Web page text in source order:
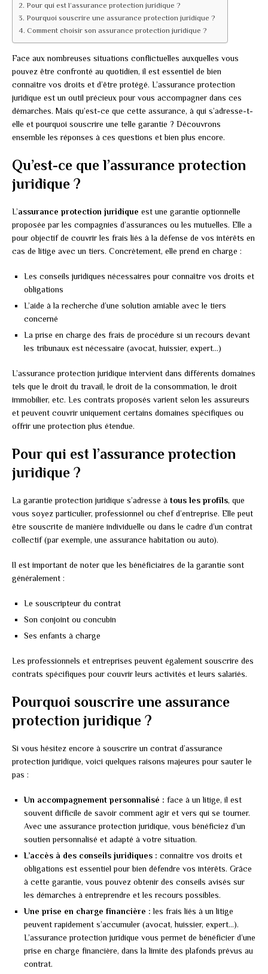
Pour qui est l’assurance protection juridique ?
Pourquoi souscrire une assurance protection juridique ?
Comment choisir son assurance protection juridique ?
Face aux nombreuses situations conflictuelles auxquelles vous
pouvez être confronté au quotidien, il est essentiel de bien
connaître vos droits et d’être protégé. L’assurance protection
juridique est un outil précieux pour vous accompagner dans ces
démarches. Mais qu’est-ce que cette assurance, à qui s’adresse-t-
elle et pourquoi souscrire une telle garantie ? Découvrons
ensemble les réponses à ces questions et bien plus encore.
Qu’est-ce que l’assurance protection
juridique ?
L’assurance protection juridique est une garantie optionnelle
proposée par les compagnies d’assurances ou les mutuelles. Elle a
pour objectif de couvrir les frais liés à la défense de vos intérêts en
cas de litige avec un tiers. Concrètement, elle prend en charge :
Les conseils juridiques nécessaires pour connaître vos droits et
obligations
L’aide à la recherche d’une solution amiable avec le tiers
concerné
La prise en charge des frais de procédure si un recours devant
les tribunaux est nécessaire (avocat, huissier, expert…)
L’assurance protection juridique intervient dans différents domaines
tels que le droit du travail, le droit de la consommation, le droit
immobilier, etc. Les contrats proposés varient selon les assureurs
et peuvent couvrir uniquement certains domaines spécifiques ou
offrir une protection plus étendue.
Pour qui est l’assurance protection
juridique ?
La garantie protection juridique s’adresse à tous les profils, que
vous soyez particulier, professionnel ou chef d’entreprise. Elle peut
être souscrite de manière individuelle ou dans le cadre d’un contrat
collectif (par exemple, une assurance habitation ou auto).
Il est important de noter que les bénéficiaires de la garantie sont
généralement :
Le souscripteur du contrat
Son conjoint ou concubin
Ses enfants à charge
Les professionnels et entreprises peuvent également souscrire des
contrats spécifiques pour couvrir leurs activités et leurs salariés.
Pourquoi souscrire une assurance
protection juridique ?
Si vous hésitez encore à souscrire un contrat d’assurance
protection juridique, voici quelques raisons majeures pour sauter le
pas :
Un accompagnement personnalisé : face à un litige, il est
souvent difficile de savoir comment agir et vers qui se tourner.
Avec une assurance protection juridique, vous bénéficiez d’un
soutien personnalisé et adapté à votre situation.
L’accès à des conseils juridiques : connaître vos droits et
obligations est essentiel pour bien défendre vos intérêts. Grâce
à cette garantie, vous pouvez obtenir des conseils avisés sur
les démarches à entreprendre et les recours possibles.
Une prise en charge financière : les frais liés à un litige
peuvent rapidement s’accumuler (avocat, huissier, expert…).
L’assurance protection juridique vous permet de bénéficier d’une
prise en charge financière, dans la limite des plafonds prévus au
contrat.